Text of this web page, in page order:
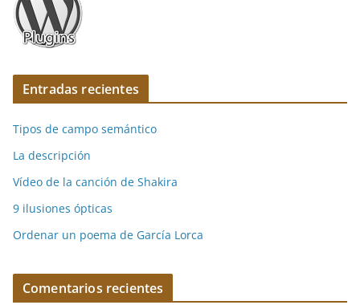
Entradas recientes
Tipos de campo semántico
La descripción
Vídeo de la canción de Shakira
9 ilusiones ópticas
Ordenar un poema de García Lorca
Comentarios recientes